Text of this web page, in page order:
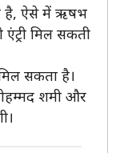
है, ऐसे में ऋषभ
मिल सकती
सकता है।
शमी और